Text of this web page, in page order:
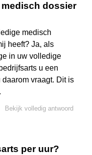
dossier
medisch
heeft? Ja, als
in uw volledige
u een
vraagt. Dit is
Bekijk volledig antwoord
per uur?